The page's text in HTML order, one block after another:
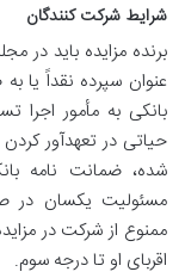
شرایط شرکت کنندگان
برنده مزایده باید در
عنوان سپرده نقداً
حیاتی در تعهدآور
شده، ضمانت نامه
ممنوع از شرکت در
اقربای او تا درجه سوم.